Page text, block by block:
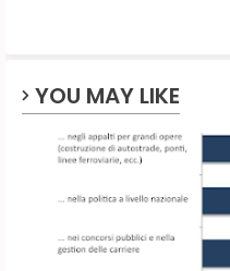
YOU MAY LIKE